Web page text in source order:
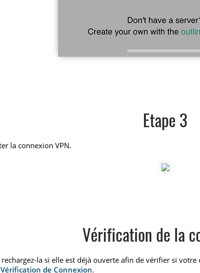
Etape 3
la connexion VPN.
Vérification de la
la si elle est déjà ouverte afin de vérifier si
Vérification de Connexion.